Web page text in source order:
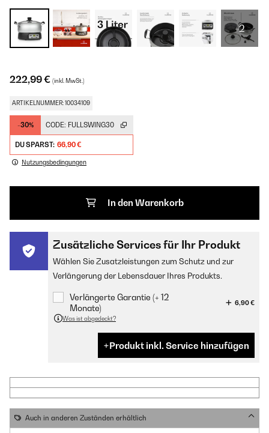
+2
222,99 € (inkl. MwSt.)
ARTIKELNUMMER: 10034109
-30% CODE: FULLSWING30
DU SPARST: 66,90 €
Nutzungsbedingungen
In den Warenkorb
Zusätzliche Services für Ihr Produkt
Wählen Sie Zusatzleistungen zum Schutz und zur
Verlängerung der Lebensdauer Ihres Produkts.
Verlängerte Garantie (+ 12
Monate)
6,90 €
Was ist abgedeckt?
Produkt inkl. Service hinzufügen
Auch in anderen Zuständen erhältlich